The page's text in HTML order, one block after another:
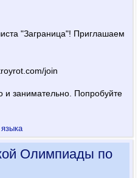
"Заграница"! Приглашаем
join
и занимательно. Попробуйте
Олимпиады по